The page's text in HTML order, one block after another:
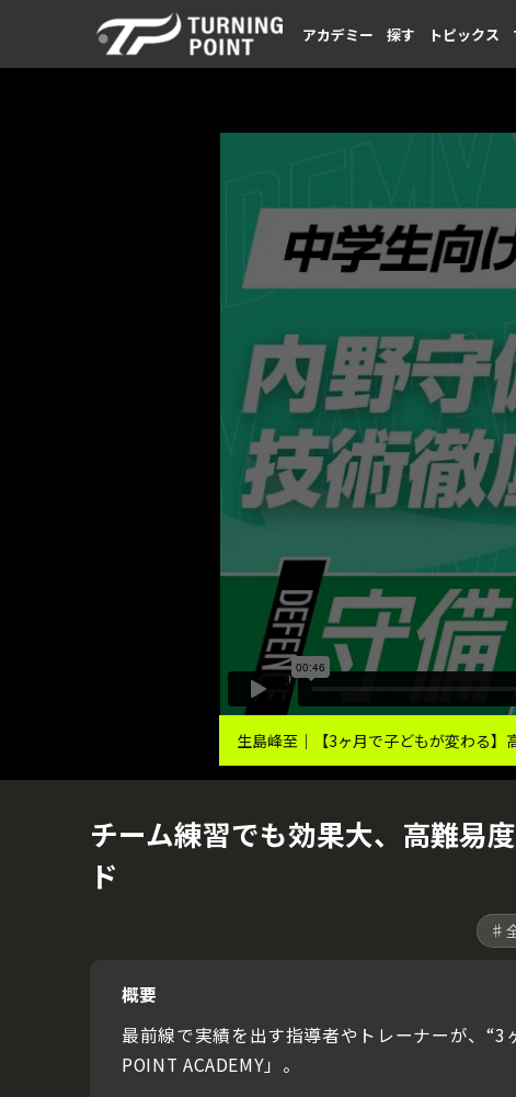
アカデミー 探す トピックス
生島峰至｜【3ヶ月で子どもが変わる】
チーム練習でも効果大、高難易
ド
♯
概要
最前線で実績を出す指導者やトレーナーが、
POINT ACADEMY」。